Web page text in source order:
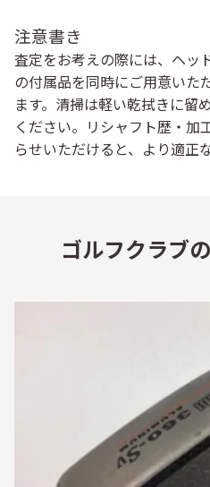
注意書き
査定をお考えの際には、ヘッ
の付属品を同時にご用意いた
ます。清掃は軽い乾拭きに留
ください。リシャフト歴・加
らせいただけると、より適正
ゴルフクラブ